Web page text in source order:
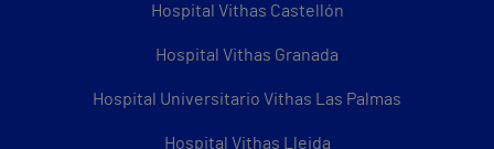
Hospital Vithas Castellón
Hospital Vithas Granada
Hospital Universitario Vithas Las Palmas
Hospital Vithas Lleida